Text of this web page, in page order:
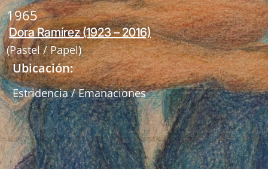
1965
Dora Ramírez (1923 – 2016)
(Pastel / Papel)
Ubicación:
Estridencia / Emanaciones